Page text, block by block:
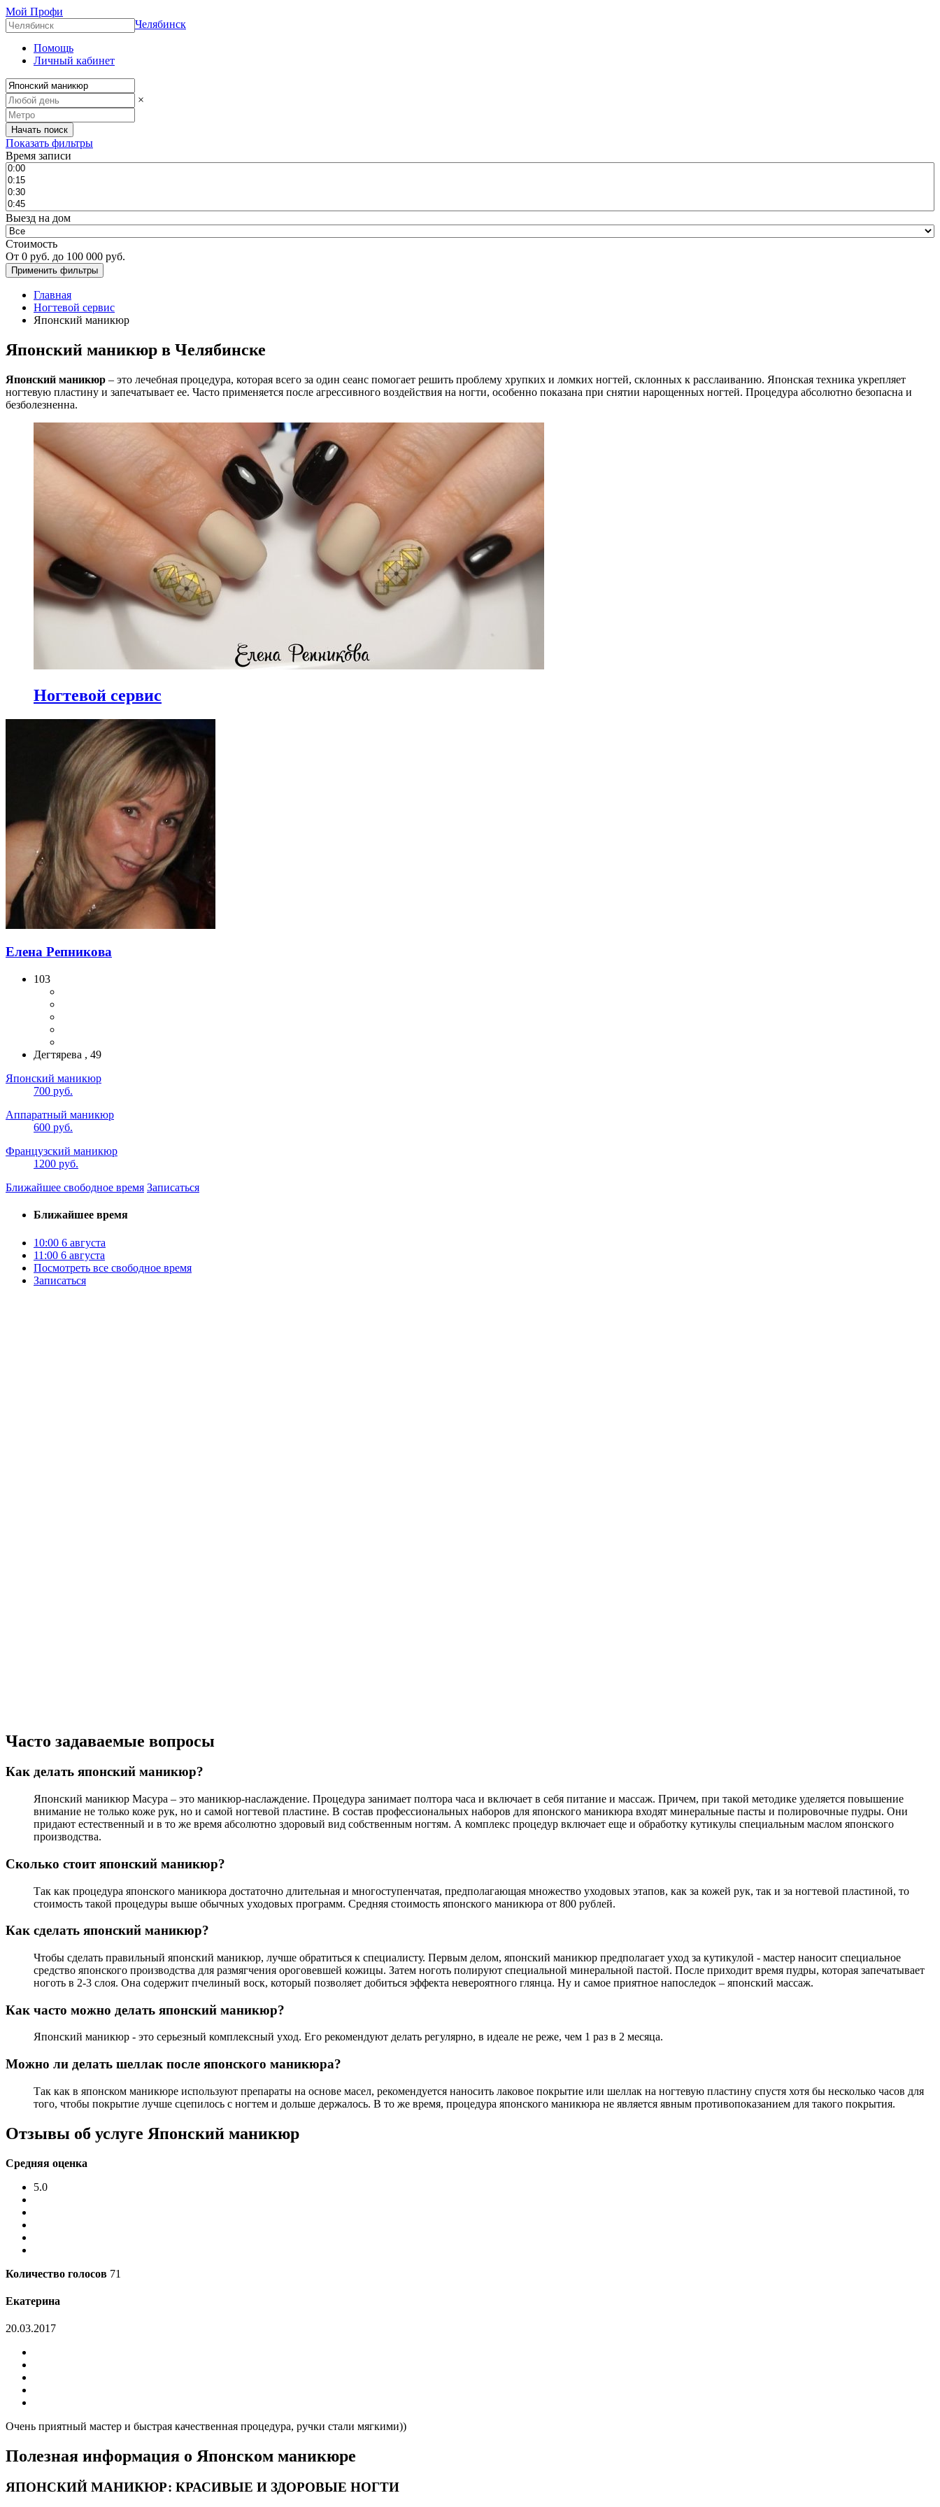
Мой Профи
Челябинск
Помощь
Личный кабинет
×
Показать фильтры
Время записи
Выезд на дом
Стоимость
От 0 руб. до 100 000 руб.
Главная
Ногтевой сервис
Японский маникюр
Японский маникюр в Челябинске
Японский маникюр – это лечебная процедура, которая всего за один сеанс помогает решить проблему хрупких и ломких ногтей, склонных к расслаиванию. Японская техника укрепляет
ногтевую пластину и запечатывает ее. Часто применяется после агрессивного воздействия на ногти, особенно показана при снятии нарощенных ногтей. Процедура абсолютно безопасна и
безболезненна.
Ногтевой сервис
Елена Репникова
103
Дегтярева , 49
Японский маникюр
700 руб.
Аппаратный маникюр
600 руб.
Французский маникюр
1200 руб.
Ближайшее свободное время Записаться
Ближайшее время
10:00 6 августа
11:00 6 августа
Посмотреть все свободное время
Записаться
Часто задаваемые вопросы
Как делать японский маникюр?
Японский маникюр Масура – это маникюр-наслаждение. Процедура занимает полтора часа и включает в себя питание и массаж. Причем, при такой методике уделяется повышение
внимание не только коже рук, но и самой ногтевой пластине. В состав профессиональных наборов для японского маникюра входят минеральные пасты и полировочные пудры. Они
придают естественный и в то же время абсолютно здоровый вид собственным ногтям. А комплекс процедур включает еще и обработку кутикулы специальным маслом японского
производства.
Сколько стоит японский маникюр?
Так как процедура японского маникюра достаточно длительная и многоступенчатая, предполагающая множество уходовых этапов, как за кожей рук, так и за ногтевой пластиной, то
стоимость такой процедуры выше обычных уходовых программ. Средняя стоимость японского маникюра от 800 рублей.
Как сделать японский маникюр?
Чтобы сделать правильный японский маникюр, лучше обратиться к специалисту. Первым делом, японский маникюр предполагает уход за кутикулой - мастер наносит специальное
средство японского производства для размягчения ороговевшей кожицы. Затем ноготь полируют специальной минеральной пастой. После приходит время пудры, которая запечатывает
ноготь в 2-3 слоя. Она содержит пчелиный воск, который позволяет добиться эффекта невероятного глянца. Ну и самое приятное напоследок – японский массаж.
Как часто можно делать японский маникюр?
Японский маникюр - это серьезный комплексный уход. Его рекомендуют делать регулярно, в идеале не реже, чем 1 раз в 2 месяца.
Можно ли делать шеллак после японского маникюра?
Так как в японском маникюре используют препараты на основе масел, рекомендуется наносить лаковое покрытие или шеллак на ногтевую пластину спустя хотя бы несколько часов для
того, чтобы покрытие лучше сцепилось с ногтем и дольше держалось. В то же время, процедура японского маникюра не является явным противопоказанием для такого покрытия.
Отзывы об услуге Японский маникюр
Средняя оценка
5.0
Количество голосов 71
Екатерина
20.03.2017
Очень приятный мастер и быстрая качественная процедура, ручки стали мягкими))
Полезная информация о Японском маникюре
ЯПОНСКИЙ МАНИКЮР: КРАСИВЫЕ И ЗДОРОВЫЕ НОГТИ